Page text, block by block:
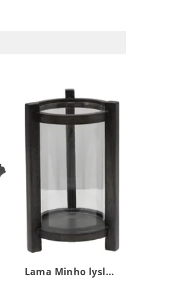
Lama Minho lyslykt